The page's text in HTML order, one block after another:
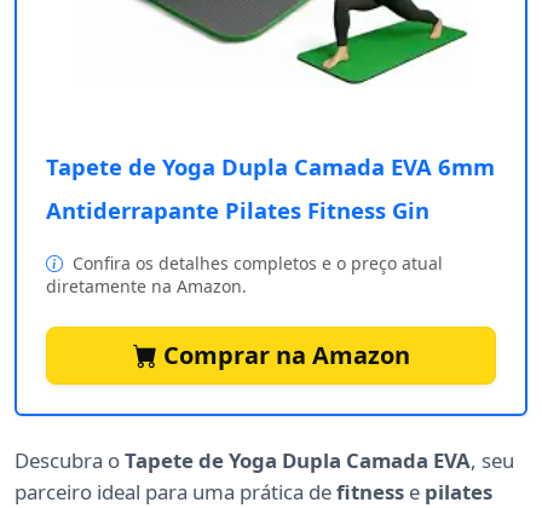
Tapete de Yoga Dupla Camada EVA 6mm
Antiderrapante Pilates Fitness Gin
Confira os detalhes completos e o preço atual
diretamente na Amazon.
Comprar na Amazon
Descubra oTapete de Yoga Dupla Camada EVA, seu
parceiro ideal para uma prática defitness e pilates